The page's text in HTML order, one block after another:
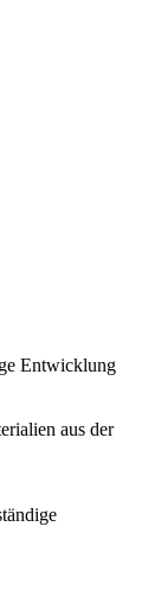
Entwicklung
aus der